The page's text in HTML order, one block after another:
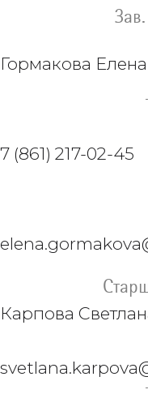
Гормакова
7 (861) 217-02-45
Карпова